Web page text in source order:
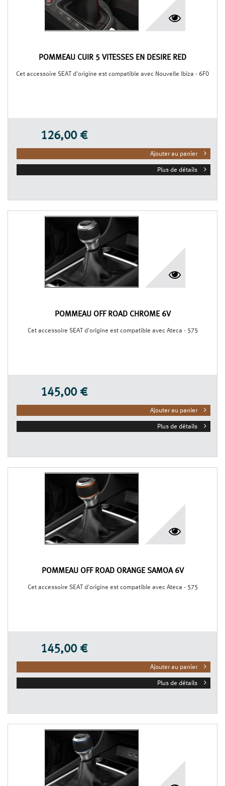
POMMEAU CUIR 5 VITESSES EN DESIRE RED
Cet accessoire SEAT d'origine est compatible avec Nouvelle Ibiza - 6F0
126,00 €
Ajouter au panier
Plus de détails
POMMEAU OFF ROAD CHROMÉ 6V
Cet accessoire SEAT d'origine est compatible avec Ateca - 575
145,00 €
Ajouter au panier
Plus de détails
POMMEAU OFF ROAD ORANGE SAMOA 6V
Cet accessoire SEAT d'origine est compatible avec Ateca - 575
145,00 €
Ajouter au panier
Plus de détails